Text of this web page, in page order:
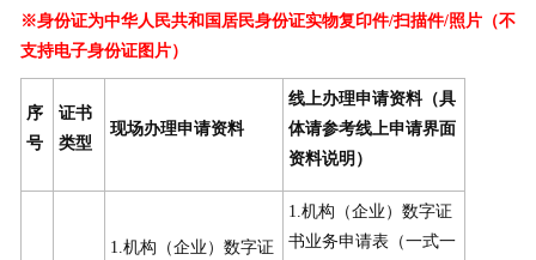
※身份证为中华人民共和国居民身份证实物复印件/扫描件/照片（不
支持电子身份证图片）
序
号
证书
类型
现场办理申请资料
线上办理申请资料（具
体请参考线上申请界面
资料说明）
1.机构（企业）数字证
1.机构（企业）数字证
书业务申请表（一式一